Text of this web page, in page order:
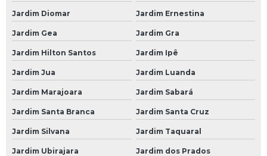
Borracheiro 24 Horas
Borracheiro 24 Horas SP
Mecânicas Automotivas
Centro Automotivo
Mecânica Automotiva
Mecânica Automotiva em São Paulo
Mecânica Automotiva em SP
Jardim Diomar Jardim Ernestina
Jardim Gea Jardim Gra
Jardim Hilton Santos Jardim Ipê
Jardim Jua Jardim Luanda
Jardim Marajoara Jardim Sabará
Jardim Santa Branca Jardim Santa Cruz
Jardim Silvana Jardim Taquaral
Jardim Ubirajara Jardim dos Prados